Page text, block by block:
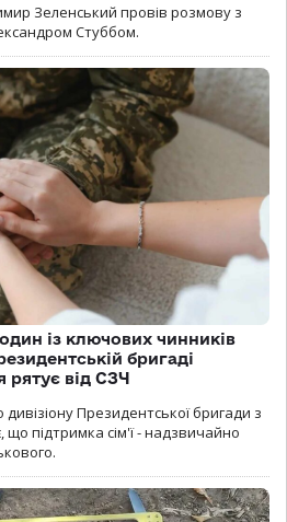
Зеленський провів розмову з
Стуббом.
із ключових чинників
бригаді
рятує від СЗЧ
Президентської бригади з
підтримка сім'ї - надзвичайно